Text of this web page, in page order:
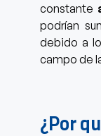
constante
podrían
debido a
campo de
¿Por